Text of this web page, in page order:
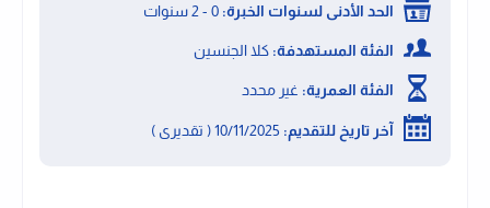
الحد الأدنى لسنوات الخبرة:
الفئة المستهدفة: كلا الجنسين
الفئة العمرية: غير محدد
آخر تاريخ للتقديم: